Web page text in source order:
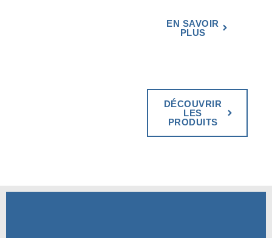
EN SAVOIR
PLUS
DÉCOUVRIR
LES
PRODUITS